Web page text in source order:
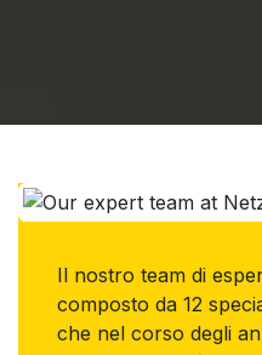
Il nostro team di
composto da 12
che nel corso degli